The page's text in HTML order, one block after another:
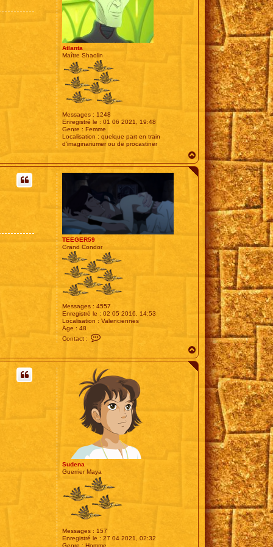
Atlanta
Maître Shaolin
Messages : 1248
Enregistré le : 01 06 2021, 19:48
Genre : Femme
Localisation : quelque part en train
d'imaginariumer ou de procastiner
a
u
TEEGER59
Grand Condor
Messages : 4557
Enregistré le : 02 05 2016, 14:53
Localisation : Valenciennes
Âge : 48
Contact :
t
c
t
e
T
E
G
E
R
5
9
a
u
Sudena
Guerrier Maya
Messages : 157
Enregistré le : 27 04 2021, 02:32
Genre : Homme